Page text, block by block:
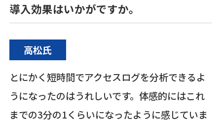
導入効果はいかがですか。
高松氏
とにかく短時間でアクセスログを分析できるよ
うになったのはうれしいです。体感的にはこれ
までの3分の1くらいになったように感じていま